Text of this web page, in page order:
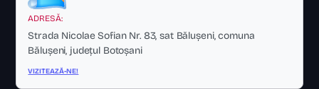
ADRESĂ:
Strada Nicolae Sofian Nr. 83, sat Bălușeni, comuna
Bălușeni, județul Botoșani
VIZITEAZĂ-NE!